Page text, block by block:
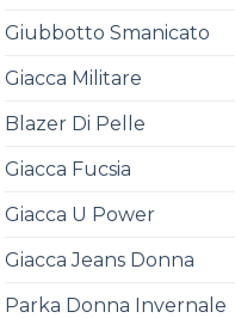
Giubbotto Smanicato
Giacca Militare
Blazer Di Pelle
Giacca Fucsia
Giacca U Power
Giacca Jeans Donna
Parka Donna Invernale